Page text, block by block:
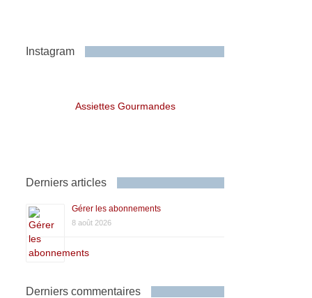
Instagram
Assiettes Gourmandes
Derniers articles
Gérer les abonnements
8 août 2026
Derniers commentaires